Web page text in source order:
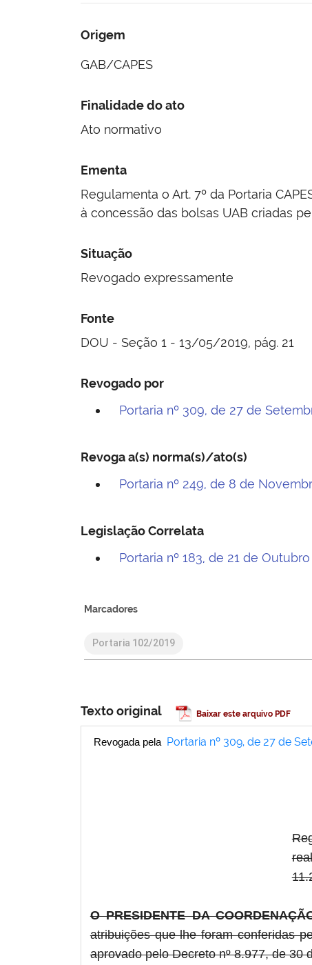
Origem
GAB/CAPES
Finalidade do ato
Ato normativo
Ementa
Regulamenta o Art. 7º da Portaria
à concessão das bolsas UAB criadas
Situação
Revogado expressamente
Fonte
DOU - Seção 1 - 13/05/2019, pág. 21
Revogado por
Portaria nº 309, de 27 de
Revoga a(s) norma(s)/ato(s)
Portaria nº 249, de 8 de
Legislação Correlata
Portaria nº 183, de 21 de
Marcadores
Portaria 102/2019
Texto original Baixar este arquivo PDF
Revogada pela Portaria nº 309, de 27 de
O PRESIDENTE DA
atribuições que lhe foram conferidas
aprovado pelo Decreto nº 8.977, de 30